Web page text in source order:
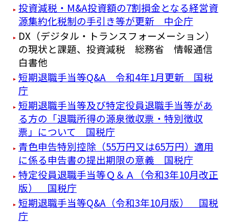
投資減税・M&A投資額の7割損金となる経営資
源集約化税制の手引き等が更新 中企庁
DX（デジタル・トランスフォーメーション）
の現状と課題、投資減税 総務省 情報通信
白書他
短期退職手当等Q&A 令和4年1月更新 国税
庁
短期退職手当等及び特定役員退職手当等があ
る方の「退職所得の源泉徴収票・特別徴収
票」について 国税庁
青色申告特別控除（55万円又は65万円）適用
に係る申告書の提出期限の意義 国税庁
特定役員退職手当等Ｑ＆Ａ（令和3年10月改正
版） 国税庁
短期退職手当等Q&A（令和3年10月版） 国税
庁